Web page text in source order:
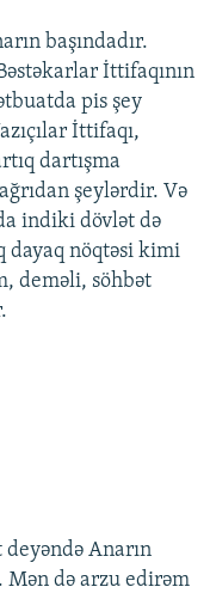
başındadır.
İttifaqının
pis şey
İttifaqı,
dartışma
şeylərdir. Və
indiki dövlət də
dayaq nöqtəsi kimi
deməli, söhbət
Anarın
də arzu edirəm